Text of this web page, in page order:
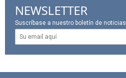
NEWSLETTER
Suscríbase a nuestro boletín de noticias